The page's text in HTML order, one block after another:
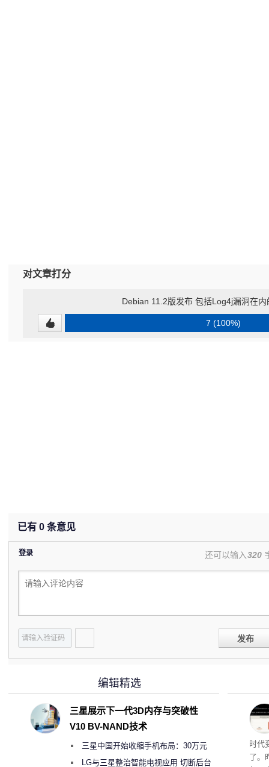
对文章打分
Debian 11.2版发布 包括Log4j漏洞在
7 (100%)
已有 0 条意见
登录 还可以输入320
发布
时代
了。
编辑精选
三星展示下一代3D内存与突破性
V10 BV-NAND技术
三星中国开始收缩手机布局：30万元
月销售额不达标门店 将被逐步清退
LG与三星整治智能电视应用 切断后台